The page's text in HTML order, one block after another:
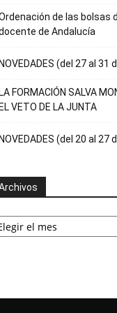
de las bolsas
de Andalucía
(del 27 al 31
FORMACIÓN SALVA
VETO DE LA JUNTA
(del 20 al 27